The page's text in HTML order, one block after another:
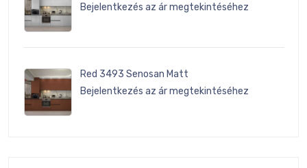
Bejelentkezés az ár megtekintéséhez
Red 3493 Senosan Matt
Bejelentkezés az ár megtekintéséhez